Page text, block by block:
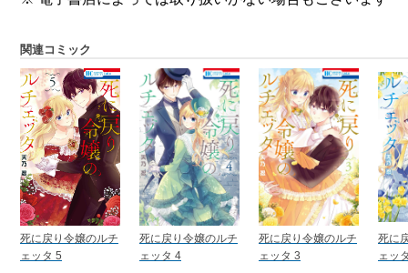
関連コミック
死に戻り令嬢のルチ
ェッタ 5
死に戻り令嬢のルチ
ェッタ 4
死に戻り令嬢のルチ
ェッタ 3
死に
ェッ